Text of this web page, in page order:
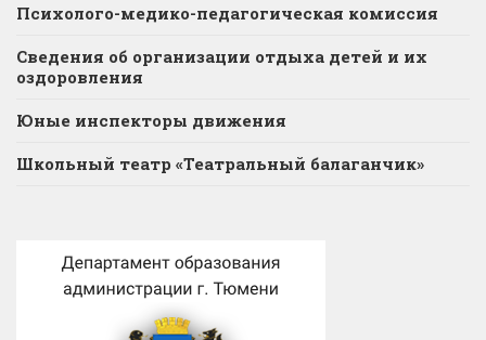
Психолого-медико-педагогическая комиссия
Сведения об организации отдыха детей и их
оздоровления
Юные инспекторы движения
Школьный театр «Театральный балаганчик»